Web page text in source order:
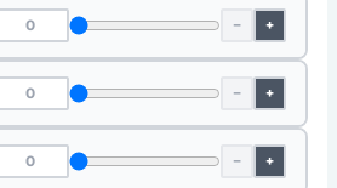
− +
− +
− +